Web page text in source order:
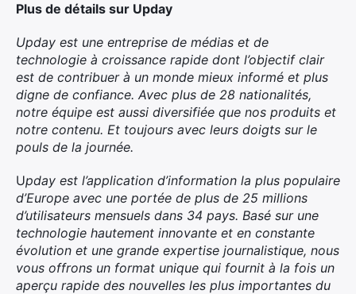
Plus de détails sur Upday
Upday est une entreprise de médias et de
technologie à croissance rapide dont l’objectif clair
est de contribuer à un monde mieux informé et plus
digne de confiance. Avec plus de 28 nationalités,
notre équipe est aussi diversifiée que nos produits et
notre contenu. Et toujours avec leurs doigts sur le
pouls de la journée.
Upday est l’application d’information la plus populaire
d’Europe avec une portée de plus de 25 millions
d’utilisateurs mensuels dans 34 pays. Basé sur une
technologie hautement innovante et en constante
évolution et une grande expertise journalistique, nous
vous offrons un format unique qui fournit à la fois un
aperçu rapide des nouvelles les plus importantes du